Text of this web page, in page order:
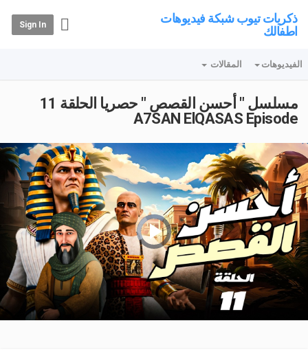
ذكريات تيوب شبكة فيديوهات
اطفالك
Sign In
الفيديوهات المقالات
مسلسل " أحسن القصص " حصريا الحلقة 11
A7SAN ElQASAS Episode
Video
Player
is
loading.
Play
Video